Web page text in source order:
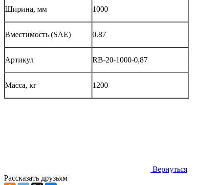
Ширина, мм 1000
Вместимость (SAE) 0.87
Артикул RB-20-1000-0,87
Масса, кг 1200
Вернуться
Рассказать друзьям